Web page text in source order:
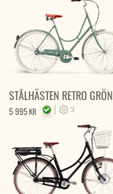
STÅLHÄSTEN RETRO GRÖN
5 995KR 3